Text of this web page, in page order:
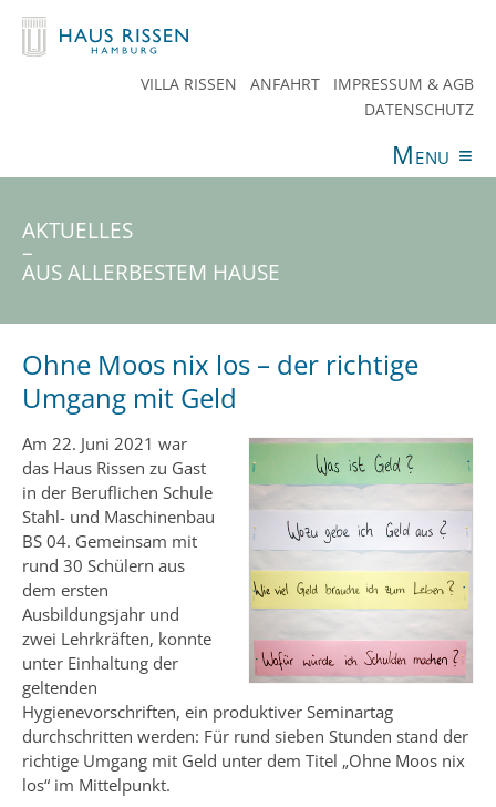
VILLA RISSEN ANFAHRT
IMPRESSUM & AGB
DATENSCHUTZ
Menu ≡
ANGEBOTE VERANSTALTUNGEN
AKTUELLES
AKTUELLES
–
AUS ALLERBESTEM HAUSE
Ohne Moos nix los – der richtige
Umgang mit Geld
Am 22. Juni 2021 war
das Haus Rissen zu Gast
in der Beruflichen Schule
Stahl- und Maschinenbau
BS 04. Gemeinsam mit
rund 30 Schülern aus
dem ersten
Ausbildungsjahr und
zwei Lehrkräften, konnte
unter Einhaltung der
geltenden
Hygienevorschriften, ein produktiver Seminartag
durchschritten werden: Für rund sieben Stunden stand der
richtige Umgang mit Geld unter dem Titel „Ohne Moos nix
los“ im Mittelpunkt.